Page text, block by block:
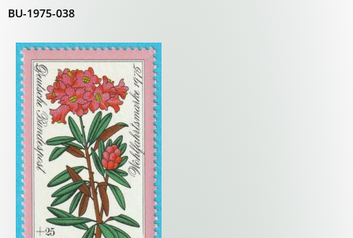
BU-1975-038